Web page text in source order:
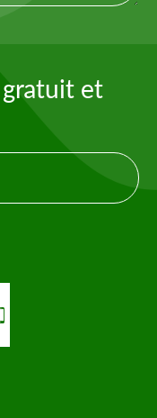
gratuit et